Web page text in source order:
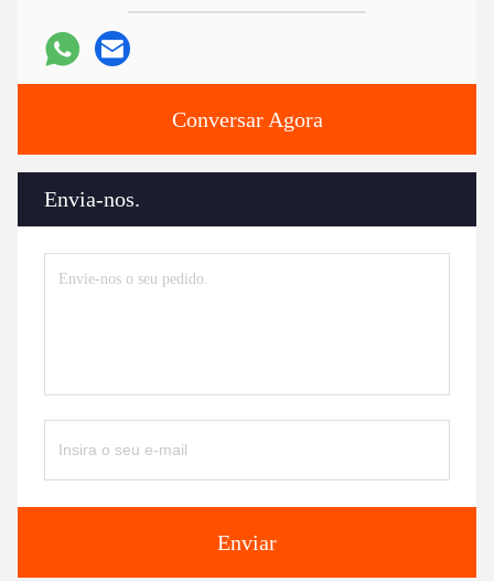
Conversar Agora
Envia-nos.
Enviar